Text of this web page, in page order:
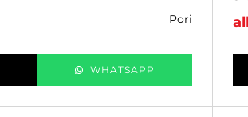
pori
WHATSAPP